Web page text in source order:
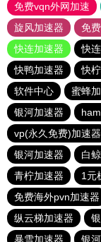
免费vqn外网加速
旋风加速器
免
快连加速器
快
快鸭加速器
快
软件中心
蜜蜂
银河加速器
vp(永久免费)加速器
银河加速器
白
青柠加速器
1元
免费海外pvn加速器
纵云梯加速器
暴雪加速器
银